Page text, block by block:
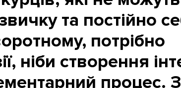
та постійно
потрібно
ніби створення
процес.